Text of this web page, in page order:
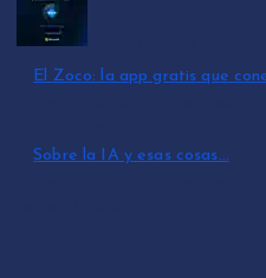
El Zoco: la app gratis que
Sobre la IA y esas cosas…